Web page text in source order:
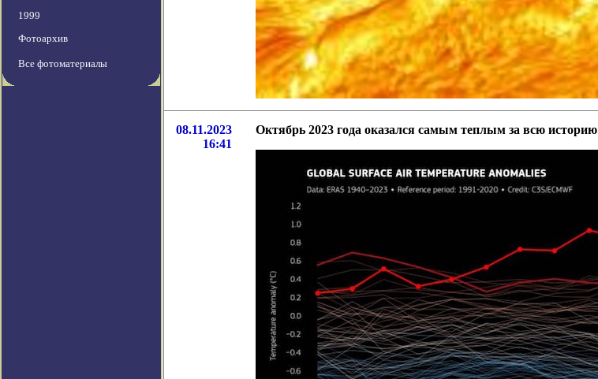
1999
Фотоархив
Все фотоматериалы
08.11.2023
16:41
Октябрь 2023 года оказался самым теплым за всю историю